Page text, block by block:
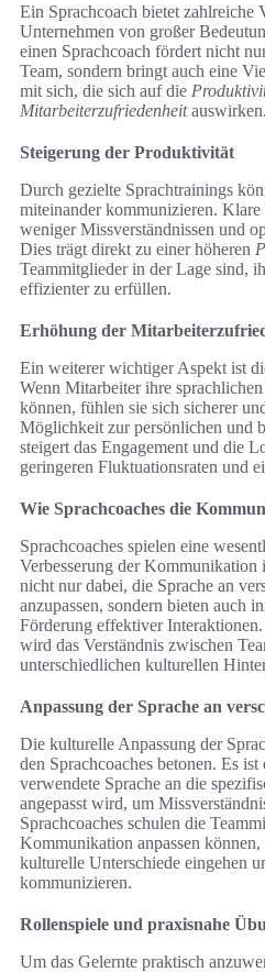
Ein Sprachcoach bietet zahlreiche
Unternehmen von großer
einen Sprachcoach fördert nicht
Team, sondern bringt auch eine
mit sich, die sich auf die
Mitarbeiterzufriedenheitauswirken.
Steigerung der Produktivität
Durch gezielte Sprachtrainings
miteinander kommunizieren. Klare
weniger Missverständnissen und
Dies trägt direkt zu einer höheren
Teammitglieder in der Lage sind,
effizienter zu erfüllen.
Erhöhung der
Ein weiterer wichtiger Aspekt ist
Wenn Mitarbeiter ihre
können, fühlen sie sich sicherer
Möglichkeit zur persönlichen und
steigert das Engagement und die
geringeren Fluktuationsraten und
Wie Sprachcoaches die
Sprachcoaches spielen eine
Verbesserung der Kommunikation
nicht nur dabei, die Sprache an
anzupassen, sondern bieten auch
Förderung effektiver
wird das Verständnis zwischen
unterschiedlichen kulturellen
Anpassung der Sprache an
Die kulturelle Anpassung der
den Sprachcoaches betonen. Es ist
verwendete Sprache an die
angepasst wird, um
Sprachcoaches schulen die
Kommunikation anpassen können,
kulturelle Unterschiede eingehen
kommunizieren.
Rollenspiele und praxisnahe
Um das Gelernte praktisch